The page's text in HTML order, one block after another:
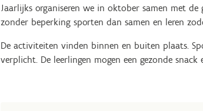
Jaarlijks organiseren we in oktober samen met de
zonder beperking sporten dan samen en leren
De activiteiten vinden binnen en buiten plaats.
verplicht. De leerlingen mogen een gezonde